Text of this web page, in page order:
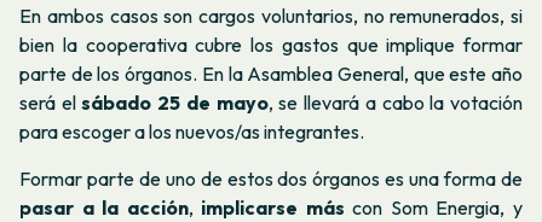
En ambos casos son cargos voluntarios, no remunerados, si
bien la cooperativa cubre los gastos que implique formar
parte de los órganos. En la Asamblea General, que este año
será elsábado 25 de mayo, se llevará a cabo la votación
para escoger a los nuevos/as integrantes.
Formar parte de uno de estos dos órganos es una forma de
pasar a la acción, implicarse más con Som Energia, y